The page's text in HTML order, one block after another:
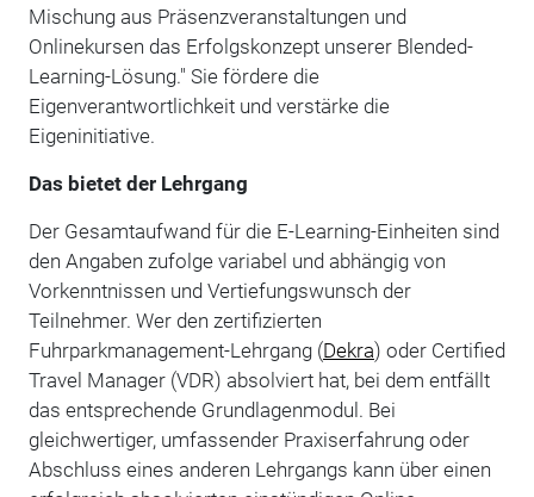
Mischung aus Präsenzveranstaltungen und
Onlinekursen das Erfolgskonzept unserer Blended-
Learning-Lösung." Sie fördere die
Eigenverantwortlichkeit und verstärke die
Eigeninitiative.
Das bietet der Lehrgang
Der Gesamtaufwand für die E-Learning-Einheiten sind
den Angaben zufolge variabel und abhängig von
Vorkenntnissen und Vertiefungswunsch der
Teilnehmer. Wer den zertifizierten
Fuhrparkmanagement-Lehrgang (Dekra) oder Certified
Travel Manager (VDR) absolviert hat, bei dem entfällt
das entsprechende Grundlagenmodul. Bei
gleichwertiger, umfassender Praxiserfahrung oder
Abschluss eines anderen Lehrgangs kann über einen